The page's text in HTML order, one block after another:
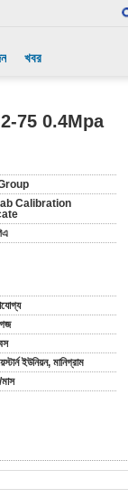
খবর
2-75 0.4Mpa
Calibration
ইউনিয়ন, মানিগ্রাম